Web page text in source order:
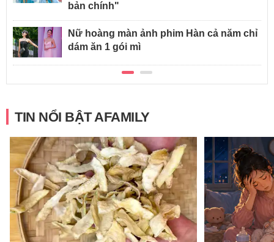
bản chính"
Nữ hoàng màn ảnh phim Hàn cả năm chỉ
dám ăn 1 gói mì
TIN NỔI BẬT AFAMILY